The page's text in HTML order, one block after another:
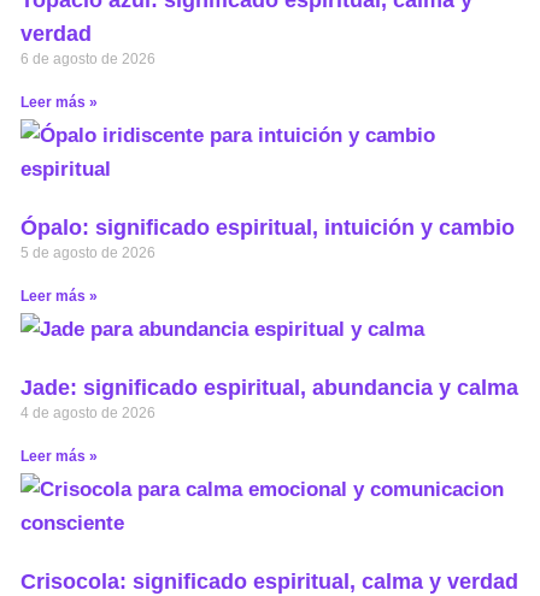
verdad
6 de agosto de 2026
Leer más »
Ópalo: significado espiritual, intuición y cambio
5 de agosto de 2026
Leer más »
Jade: significado espiritual, abundancia y calma
4 de agosto de 2026
Leer más »
Crisocola: significado espiritual, calma y verdad